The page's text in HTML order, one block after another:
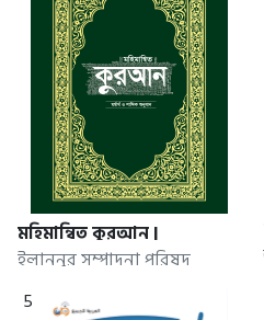
মহিমান্বিত কুরআন |
Mohimanito Quran
ইলাননূর সম্পাদনা পরিষদ
5